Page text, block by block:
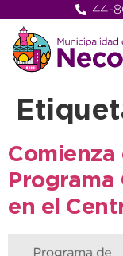
44-
Comienza
Programa
en el